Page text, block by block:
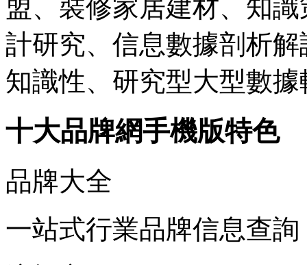
盟、裝修家居建材、知
計研究、信息數據剖析
知識性、研究型大型數據
十大品牌網手機版特色
品牌大全
一站式行業品牌信息查詢